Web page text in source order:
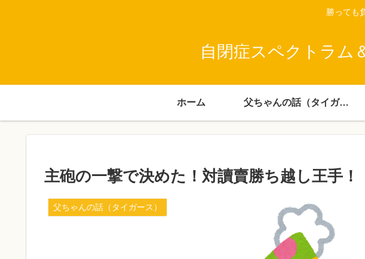
勝っても
自閉症スペクトラム
ホーム 父ちゃんの話（タイガース）
主砲の一撃で決めた！対讀賣勝ち越し王手！
父ちゃんの話（タイガース）